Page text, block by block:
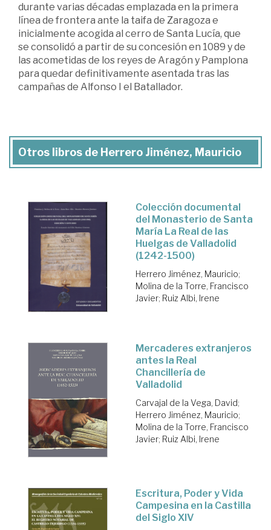
durante varias décadas emplazada en la primera
línea de frontera ante la taifa de Zaragoza e
inicialmente acogida al cerro de Santa Lucía, que
se consolidó a partir de su concesión en 1089 y de
las acometidas de los reyes de Aragón y Pamplona
para quedar definitivamente asentada tras las
campañas de Alfonso I el Batallador.
Otros libros de Herrero Jiménez, Mauricio
Colección documental
del Monasterio de Santa
María La Real de las
Huelgas de Valladolid
(1242-1500)
Herrero Jiménez, Mauricio;
Molina de la Torre, Francisco
Javier; Ruiz Albi, Irene
Mercaderes extranjeros
antes la Real
Chancillería de
Valladolid
Carvajal de la Vega, David;
Herrero Jiménez, Mauricio;
Molina de la Torre, Francisco
Javier; Ruiz Albi, Irene
Escritura, Poder y Vida
Campesina en la Castilla
del Siglo XIV